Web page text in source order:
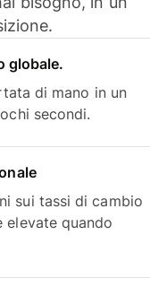
globale.
di mano in un
secondi.
sui tassi di cambio
elevate quando